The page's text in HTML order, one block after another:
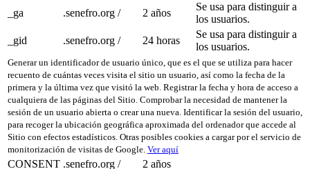
_ga
.senefro.org / 2 años
Se usa para distinguir a
los usuarios.
_gid
.senefro.org / 24 horas
Se usa para distinguir a
los usuarios.
Generar un identificador de usuario único, que es el que se utiliza para hacer
recuento de cuántas veces visita el sitio un usuario, así como la fecha de la
primera y la última vez que visitó la web. Registrar la fecha y hora de acceso a
cualquiera de las páginas del Sitio. Comprobar la necesidad de mantener la
sesión de un usuario abierta o crear una nueva. Identificar la sesión del usuario,
para recoger la ubicación geográfica aproximada del ordenador que accede al
Sitio con efectos estadísticos. Otras posibles cookies a cargar por el servicio de
monitorización de visitas de Google. Ver aquí
CONSENT .senefro.org /
2 años